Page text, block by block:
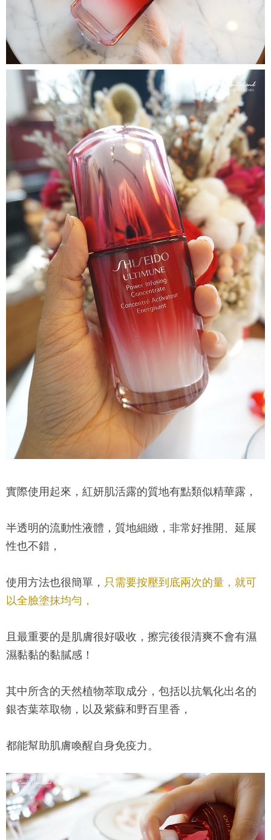
實際使用起來，紅妍肌活露的質地有點類似精華露，
半透明的流動性液體，質地細緻，非常好推開、延展
性也不錯，
使用方法也很簡單， 只需要按壓到底兩次的量，就可
以全臉塗抹均勻，
且最重要的是肌膚很好吸收，擦完後很清爽不會有濕
濕黏黏的黏膩感！
其中所含的天然植物萃取成分，包括以抗氧化出名的
銀杏葉萃取物，以及紫蘇和野百里香，
都能幫助肌膚喚醒自身免疫力。